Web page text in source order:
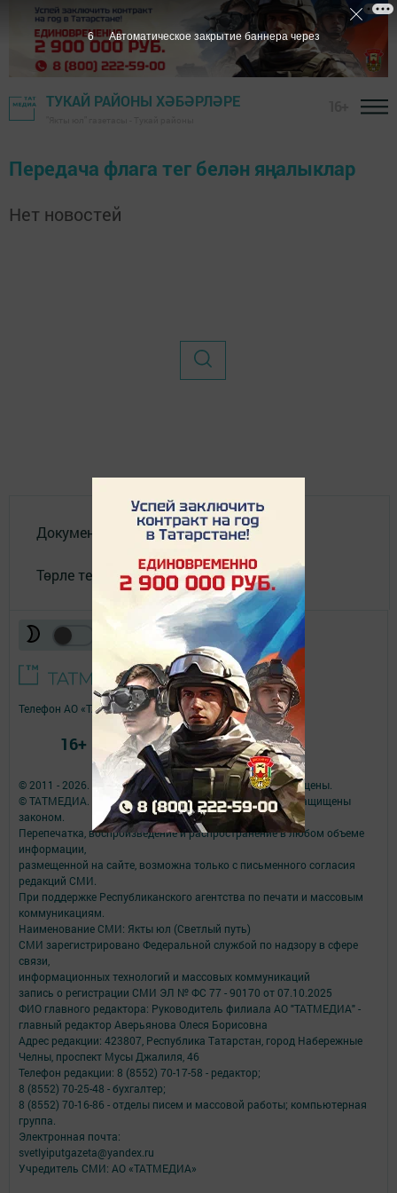
ТУКАЙ РАЙОНЫ ХӘБӘРЛӘРЕ
Передача флага тег белән яңалыклар
Нет новостей
Документлар
Төрле темалар
© 2011 - 2026. Якты юл (Светлый путь). Все права защищены.
© ТАТМЕДИА. Все материалы, размещенные на сайте, защищены
законом.
Перепечатка, воспроизведение и распространение в любом объеме
информации,
размещенной на сайте, возможна только с письменного согласия
редакций СМИ.
При поддержке Республиканского агентства по печати и массовым
коммуникациям.
Наименование СМИ: Якты юл (Светлый путь)
СМИ зарегистрировано Федеральной службой по надзору в сфере
связи,
информационных технологий и массовых коммуникаций
запись о регистрации СМИ ЭЛ № ФС 77 - 90170 от 07.10.2025
ФИО главного редактора: Руководитель филиала АО "ТАТМЕДИА" -
главный редактор Аверьянова Олеся Борисовна
Адрес редакции: 423807, Республика Татарстан, город Набережные
Челны, проспект Мусы Джалиля, 46
Телефон редакции: 8 (8552) 70-17-58 - редактор;
8 (8552) 70-25-48 - бухгалтер;
8 (8552) 70-16-86 - отделы писем и массовой работы; компьютерная
группа.
Электронная почта:
svetlyiputgazeta@yandex.ru
Учредитель СМИ: АО «ТАТМЕДИА»
Телефон АО «ТАТМЕДИА»:(843) 222 09 84
16+
6 Автоматическое закрытие баннера через